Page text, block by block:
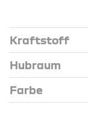
Kraftstoff
Hubraum
Farbe